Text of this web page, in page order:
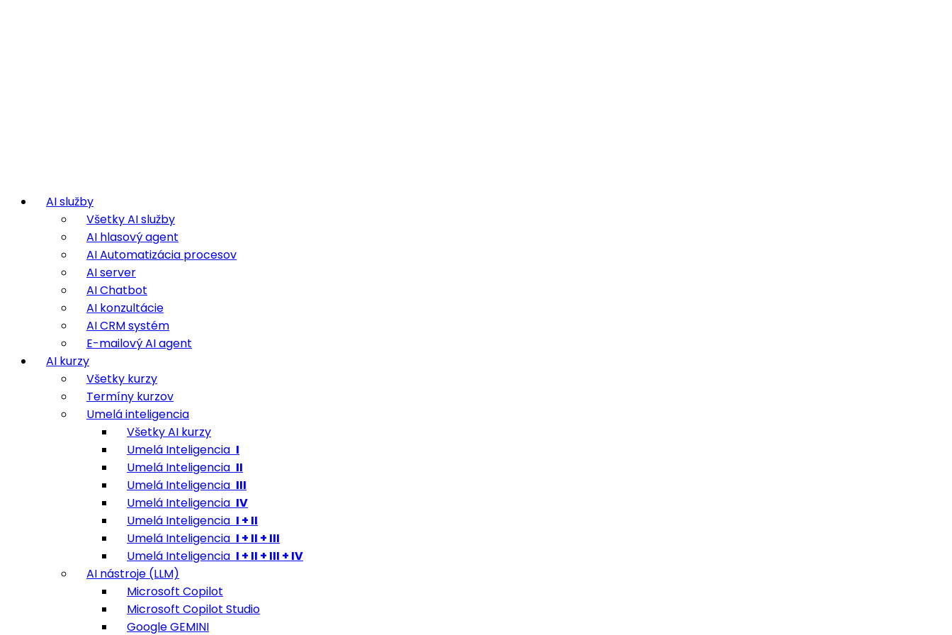
AI služby
Všetky AI služby
AI hlasový agent
AI Automatizácia procesov
AI server
AI Chatbot
AI konzultácie
AI CRM systém
E-mailový AI agent
AI kurzy
Všetky kurzy
Termíny kurzov
Umelá inteligencia
Všetky AI kurzy
Umelá Inteligencia I
Umelá Inteligencia II
Umelá Inteligencia III
Umelá Inteligencia IV
Umelá Inteligencia I + II
Umelá Inteligencia I + II + III
Umelá Inteligencia I + II + III + IV
AI nástroje (LLM)
Microsoft Copilot
Microsoft Copilot Studio
Google GEMINI